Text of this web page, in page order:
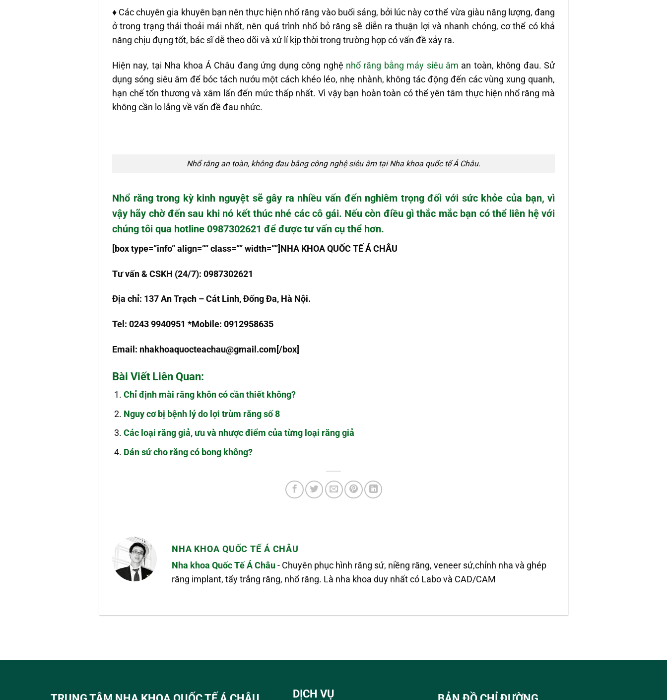
♦ Các chuyên gia khuyên bạn nên thực hiện nhổ răng vào buổi sáng, bởi lúc này cơ thể vừa giàu năng lượng, đang
ở trong trạng thái thoải mái nhất, nên quá trình nhổ bỏ răng sẽ diễn ra thuận lợi và nhanh chóng, cơ thể có khả
năng chịu đựng tốt, bác sĩ dễ theo dõi và xử lí kịp thời trong trường hợp có vấn đề xảy ra.
Hiện nay, tại Nha khoa Á Châu đang ứng dụng công nghệ nhổ răng bằng máy siêu âm an toàn, không đau. Sử
dụng sóng siêu âm để bóc tách nướu một cách khéo léo, nhẹ nhành, không tác động đến các vùng xung quanh,
hạn chế tổn thương và xâm lấn đến mức thấp nhất. Vì vậy bạn hoàn toàn có thể yên tâm thực hiện nhổ răng mà
không cần lo lắng về vấn đề đau nhức.
Nhổ răng an toàn, không đau bằng công nghệ siêu âm tại Nha khoa quốc tế Á Châu.
Nhổ răng trong kỳ kinh nguyệtsẽ gây ra nhiều vấn đến nghiêm trọng đối với sức khỏe của bạn, vì
vậy hãy chờ đến sau khi nó kết thúc nhé các cô gái. Nếu còn điều gì thắc mắc bạn có thể liên hệ với
chúng tôi qua hotline 0987302621 để được tư vấn cụ thể hơn.
[box type=”info” align=”” class=”” width=””]NHA KHOA QUỐC TẾÁ CHÂU
Tưvấn & CSKH (24/7): 0987302621
Địa chỉ: 137 An Trạch – Cát Linh, Đống Đa, Hà Nội.
Tel: 0243 9940951 *Mobile: 0912958635
Email: nhakhoaquocteachau@gmail.com [/box]
Bài Viết Liên Quan:
Chỉ định mài răng khôn có cần thiết không?
Nguy cơ bị bệnh lý do lợi trùm răng số 8
Các loại răng giả, ưu và nhược điểm của từng loại răng giả
Dán sứ cho răng có bong không?
NHA KHOA QUỐC TẾ Á CHÂU
Nha khoa Quốc Tế Á Châu- Chuyên phục hình răng sứ, niềng răng, veneer sứ,chỉnh nha và ghép
răng implant, tẩy trắng răng, nhổ răng. Là nha khoa duy nhất có Labo và CAD/CAM
DỊCH VỤ